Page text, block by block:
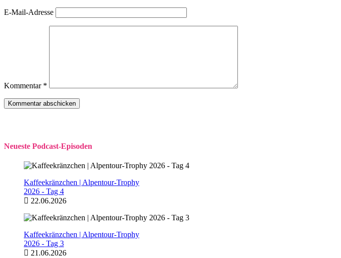
E-Mail-Adresse
Kommentar *
Neueste Podcast-Episoden
Kaffeekränzchen | Alpentour-Trophy
2026 - Tag 4
22.06.2026
Kaffeekränzchen | Alpentour-Trophy
2026 - Tag 3
21.06.2026